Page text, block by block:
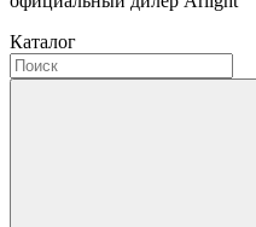
Каталог